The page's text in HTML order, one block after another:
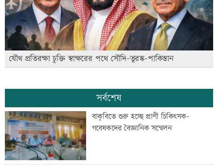
যৌথ প্রতিরক্ষা চুক্তি স্বাক্ষরের পথে সৌদি-তুরস্ক-পাকিস্তান
সর্বশেষ
বাকৃবিতে শুরু হচ্ছে প্রাণী চিকিৎসক-
গবেষকদের বৈজ্ঞানিক সম্মেলন